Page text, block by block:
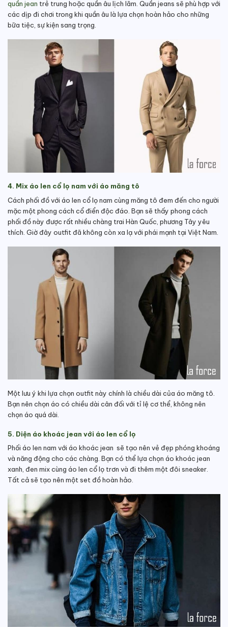
quần jean trẻ trung hoặc quần âu lịch lãm. Quần jeans sẽ phù hợp với
các dịp đi chơi trong khi quần âu là lựa chọn hoàn hảo cho những
bữa tiệc, sự kiện sang trọng.
4. Mix áo len cổ lọ nam với áo măng tô
Cách phối đồ với áo len cổ lọ nam cùng măng tô đem đến cho người
mặc một phong cách cổ điển độc đáo. Bạn sẽ thấy phong cách
phối đồ này được rất nhiều chàng trai Hàn Quốc, phương Tây yêu
thích. Giờ đây outfit đã không còn xa lạ với phái mạnh tại Việt Nam.
Một lưu ý khi lựa chọn outfit này chính là chiều dài của áo măng tô.
Bạn nên chọn áo có chiều dài cân đối với tỉ lệ cơ thể, không nên
chọn áo quá dài.
5. Diện áo khoác jean với áo len cổ lọ
Phối áo len nam với áo khoác jean sẽ tạo nên vẻ đẹp phóng khoáng
và năng động cho các chàng. Bạn có thể lựa chọn áo khoác jean
xanh, đen mix cùng áo len cổ lọ trơn và đi thêm một đôi sneaker.
Tất cả sẽ tạo nên một set đồ hoàn hảo.